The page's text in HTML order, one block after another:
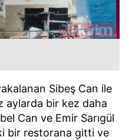
Sibeş Can ile
aylarda bir kez daha
Can ve Emir Sarıgül
bir restorana gitti ve